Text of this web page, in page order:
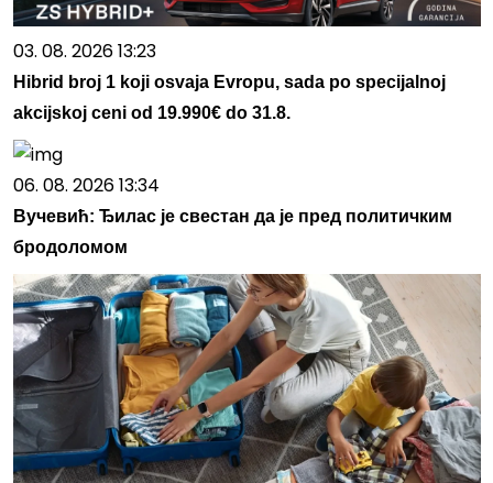
03. 08. 2026 13:23
Hibrid broj 1 koji osvaja Evropu, sada po specijalnoj
akcijskoj ceni od 19.990€ do 31.8.
06. 08. 2026 13:34
Вучевић: Ђилас је свестан да је пред политичким
бродоломом